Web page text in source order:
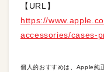
【URL】
https://
accessories/cases-
個人的おすすめは、Apple純